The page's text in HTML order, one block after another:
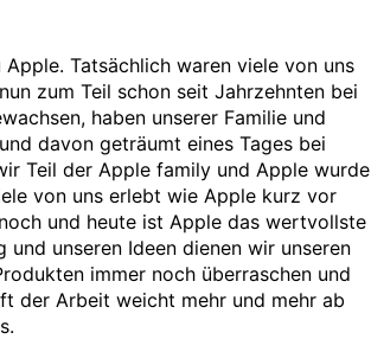
Tatsächlich waren viele von uns
zum Teil schon seit Jahrzehnten bei
haben unserer Familie und
davon geträumt eines Tages bei
Teil der Apple family und Apple wurde
von uns erlebt wie Apple kurz vor
und heute ist Apple das wertvollste
und unseren Ideen dienen wir unseren
immer noch überraschen und
der Arbeit weicht mehr und mehr ab